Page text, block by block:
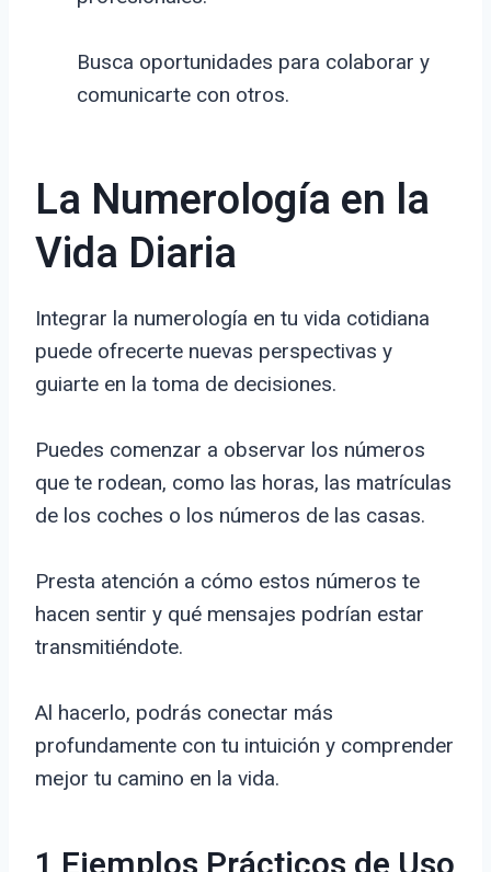
Busca oportunidades para colaborar y
comunicarte con otros.
La Numerología en la
Vida Diaria
Integrar la numerología en tu vida cotidiana
puede ofrecerte nuevas perspectivas y
guiarte en la toma de decisiones.
Puedes comenzar a observar los números
que te rodean, como las horas, las matrículas
de los coches o los números de las casas.
Presta atención a cómo estos números te
hacen sentir y qué mensajes podrían estar
transmitiéndote.
Al hacerlo, podrás conectar más
profundamente con tu intuición y comprender
mejor tu camino en la vida.